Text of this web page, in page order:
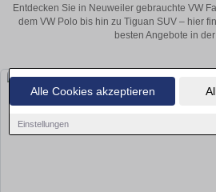
Alle Cookies akzeptieren
Einstellungen
Entdecken Sie in Neuweiler gebrauchte VW
dem VW Polo bis hin zu Tiguan SUV – hier
besten Angebote in